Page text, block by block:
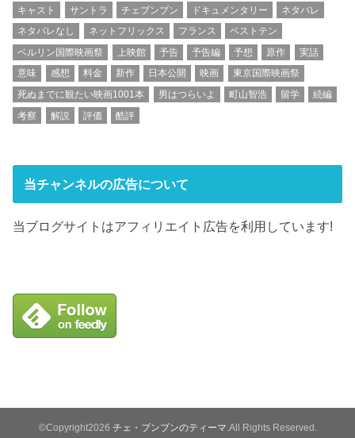
キャスト
サントラ チェブンブン ドキュメンタリー
ネタバレ
ネタバレなし
ネットフリックス フランス
ベストテン
ベルリン国際映画祭
上映館 予告 予告編 予想 原作
実話
意味
感想 料金 新作 日本公開 映画
東京国際映画祭
死ぬまでに観たい映画1001本
男はつらいよ 町山智浩 留学
続編
考察
解説 評価 酷評
当チャンネルの広告について
当ブログサイトはアフィリエイト広告を利用しています!
©Copyright2026 チェ・ブンブンのティーマ .All Rights Reserved.